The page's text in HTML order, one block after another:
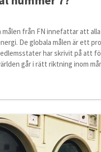
målen från FN innefattar att
De globala målen är ett
har skrivit på att
går i rätt riktning inom